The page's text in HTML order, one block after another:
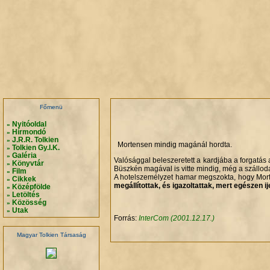
Főmenü
» Nyitóoldal
» Hírmondó
» J.R.R. Tolkien
» Tolkien Gy.I.K.
» Galéria
» Könyvtár
» Film
» Cikkek
» Középfölde
» Letöltés
» Közösség
» Utak
Magyar Tolkien Társaság
Mortensen mindig magánál hordta.
Valósággal beleszeretett a kardjába a forgatás
Büszkén magával is vitte mindig, még a
A hotelszemélyzet hamar megszokta, hogy
megállítottak, és igazoltattak, mert egészen
Forrás: InterCom (2001.12.17.)